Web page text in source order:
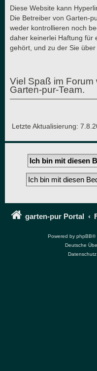
Diese Website kann
Die Betreiber von Garten-
weder kontrollieren noch
daher keinerlei Haftung für
gehört, und zu der Sie
Viel Spaß im
Garten-pur-Team.
Letzte Aktualisierung:
garten-pur Portal
Powered by phpBB®
Deutsche
Datenschutz